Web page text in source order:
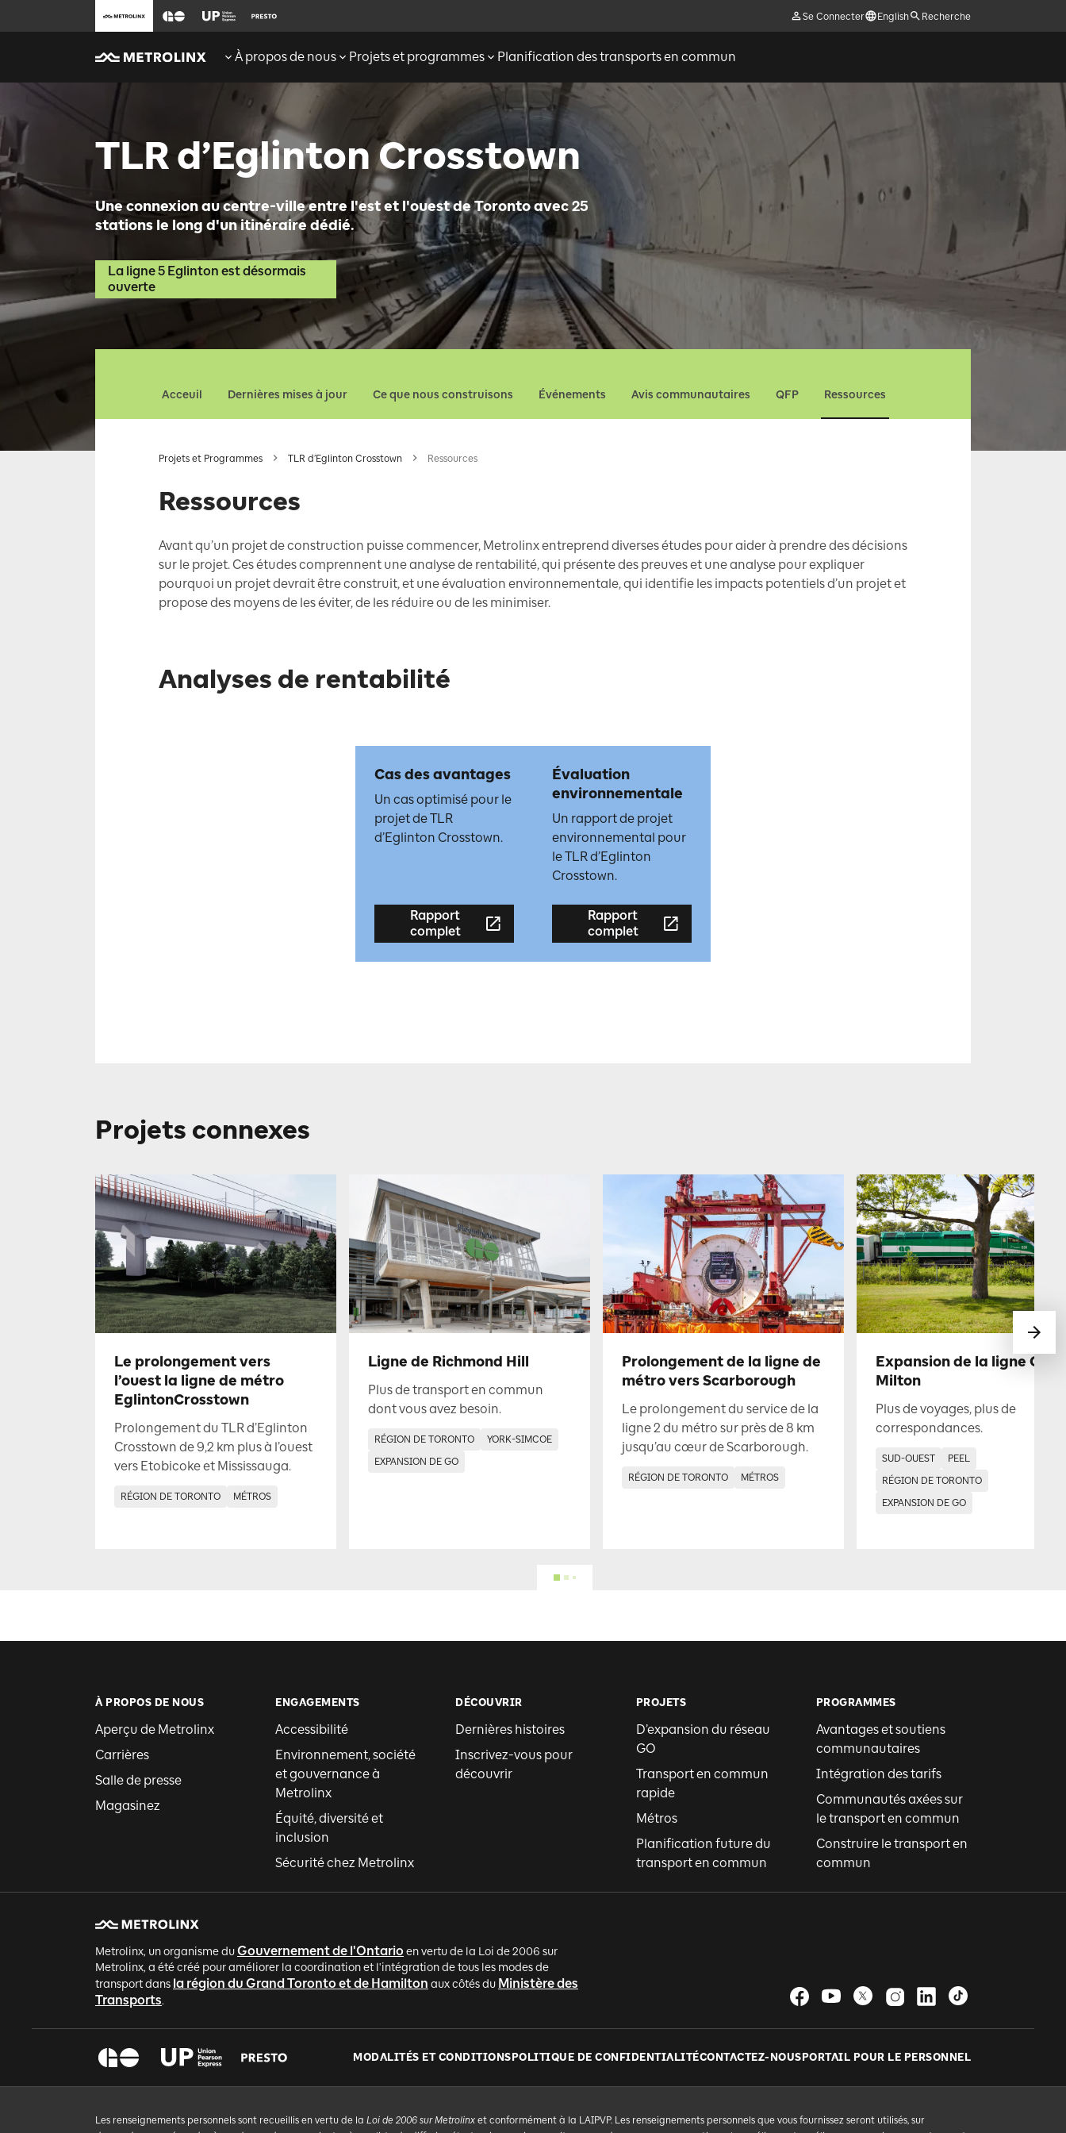
Se Connecter English Recherche
À propos de nous Projets et programmes Planification des transports en commun
TLR d’Eglinton Crosstown
Une connexion au centre-ville entre l'est et l'ouest de Toronto avec 25
stations le long d'un itinéraire dédié.
La ligne 5 Eglinton est désormais
ouverte
Acceuil Dernières mises à jour Ce que nous construisons Événements Avis communautaires QFP Ressources
Projets et Programmes TLR d’Eglinton Crosstown Ressources
Ressources
Avant qu’un projet de construction puisse commencer, Metrolinx entreprend diverses études pour aider à prendre des décisions
sur le projet. Ces études comprennent une analyse de rentabilité, qui présente des preuves et une analyse pour expliquer
pourquoi un projet devrait être construit, et une évaluation environnementale, qui identifie les impacts potentiels d’un projet et
propose des moyens de les éviter, de les réduire ou de les minimiser.
Analyses de rentabilité
Cas des avantages
Un cas optimisé pour le
projet de TLR
d’Eglinton Crosstown.
Rapport
complet
Évaluation
environnementale
Un rapport de projet
environnemental pour
le TLR d’Eglinton
Crosstown.
Rapport
complet
Projets connexes
Le prolongement vers
l’ouest la ligne de métro
EglintonCrosstown
Prolongement du TLR d’Eglinton
Crosstown de 9,2 km plus à l’ouest
vers Etobicoke et Mississauga.
RÉGION DE TORONTO MÉTROS
Ligne de Richmond Hill
Plus de transport en commun
dont vous avez besoin.
RÉGION DE TORONTO
YORK-SIMCOE
EXPANSION DE GO
Prolongement de la ligne de
métro vers Scarborough
Le prolongement du service de la
ligne 2 du métro sur près de 8 km
jusqu’au cœur de Scarborough.
RÉGION DE TORONTO MÉTROS
Expansion de la ligne GO
Milton
Plus de voyages, plus de
correspondances.
SUD-OUEST
PEEL
RÉGION DE TORONTO
EXPANSION DE GO
À PROPOS DE NOUS
Aperçu de Metrolinx
Carrières
Salle de presse
Magasinez
ENGAGEMENTS
Accessibilité
Environnement, société
et gouvernance à
Metrolinx
Équité, diversité et
inclusion
Sécurité chez Metrolinx
DÉCOUVRIR
Dernières histoires
Inscrivez-vous pour
découvrir
PROJETS
D’expansion du réseau
GO
Transport en commun
rapide
Métros
Planification future du
transport en commun
PROGRAMMES
Avantages et soutiens
communautaires
Intégration des tarifs
Communautés axées sur
le transport en commun
Construire le transport en
commun
Metrolinx, un organisme duGouvernement de l'Ontario en vertu de la Loi de 2006 sur
Metrolinx, a été créé pour améliorer la coordination et l'intégration de tous les modes de
transport dans la région du Grand Toronto et de Hamilton aux côtés du Ministère des
Transports.
MODALITÉS ET CONDITIONS POLITIQUE DE CONFIDENTIALITÉCONTACTEZ-NOUS PORTAIL POUR LE PERSONNEL
Les renseignements personnels sont recueillis en vertu de la Loi de 2006 sur Metrolinx et conformément à la LAIPVP. Les renseignements personnels que vous fournissez seront utilisés, sur